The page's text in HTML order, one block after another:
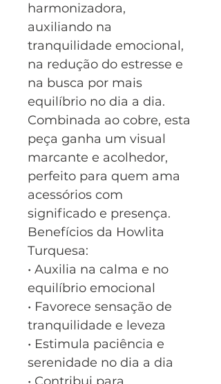
harmonizadora,
auxiliando na
tranquilidade emocional,
na redução do estresse e
na busca por mais
equilíbrio no dia a dia.
Combinada ao cobre, esta
peça ganha um visual
marcante e acolhedor,
perfeito para quem ama
acessórios com
significado e presença.
Benefícios da Howlita
Turquesa:
• Auxilia na calma e no
equilíbrio emocional
• Favorece sensação de
tranquilidade e leveza
• Estimula paciência e
serenidade no dia a dia